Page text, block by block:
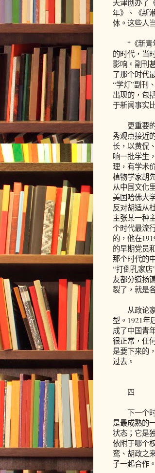
天津创办了
年》、《新
体。这些人
“《新青年
的时代，当
影响。副刊
了那个时代
“学灯”副刊
出现的，包
于新闻事实
更重要的
秀观点接近
长，以黄侃
响一批学生
理，有学术
植物学家胡
从中国文化
美国哈佛大
反对胡适从
主张某一种
个时代最流
的，他在
的早期党员
那个时代的
“打倒孔家
友都分道扬
裂了，就是
从政论家
型。1921年
成了中国青
很正常，任
是要下来的
过去。
四
下一个时
是最成熟的
状态；它是
依附于哪个
鸾、胡政之
子一起合作。